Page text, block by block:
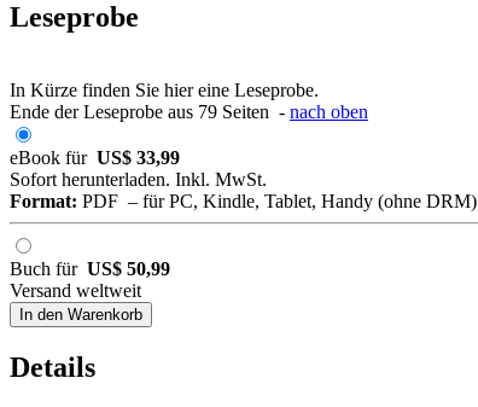
Leseprobe
In Kürze finden Sie hier eine Leseprobe.
Ende der Leseprobe aus 79 Seiten - nach oben
eBook für US$ 33,99
Sofort herunterladen. Inkl. MwSt.
Format: PDF – für PC, Kindle, Tablet, Handy (ohne DRM)
Buch für US$ 50,99
Versand weltweit
In den Warenkorb
Details